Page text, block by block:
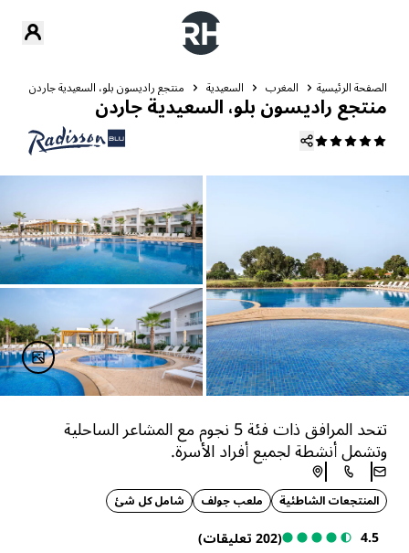
الصفحة الرئيسية المغرب السعيدية‎ منتجع راديسون بلو، السعيدية جاردن
منتجع راديسون بلو، السعيدية جاردن
تتحد المرافق ذات فئة 5 نجوم مع المشاعر الساحلية
وتشمل أنشطة لجميع أفراد الأسرة.
المنتجعات الشاطئية ملعب جولف شامل كل شئ
4.5
(202 تعليقات)